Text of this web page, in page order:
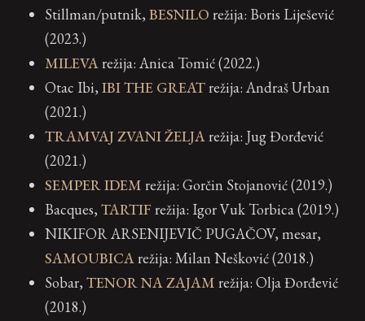
Stillman/putnik, BESNILO režija: Boris Liješević
(2023.)
MILEVArežija: Anica Tomić (2022.)
Otac Ibi, IBI THE GREATrežija: Andraš Urban
(2021.)
TRAMVAJ ZVANI ŽELJArežija: Jug Đorđević
(2021.)
SEMPER IDEM režija: Gorčin Stojanović (2019.)
Bacques, TARTIF režija: Igor Vuk Torbica (2019.)
NIKIFOR ARSENIJEVIČ PUGAČOV, mesar,
SAMOUBICArežija: Milan Nešković (2018.)
Sobar, TENOR NA ZAJAM režija: Olja Đorđević
(2018.)